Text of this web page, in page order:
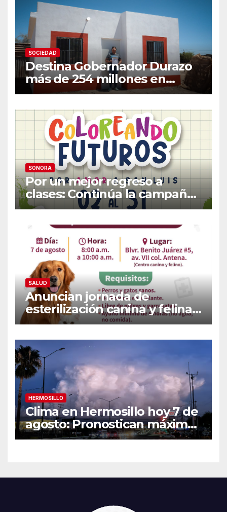
SOCIEDAD
Destina Gobernador Durazo
más de 254 millones en
acciones de vivienda para
SONORA
Por un mejor regreso a
clases: Continúa la campaña
de recolección de útiles
SALUD
Anuncian jornada de
esterilización canina y felina
en Guaymas este 7 de
y sede
HERMOSILLO
Clima en Hermosillo hoy 7 de
agosto: Pronostican máxima
de 42°C, sensación térmica